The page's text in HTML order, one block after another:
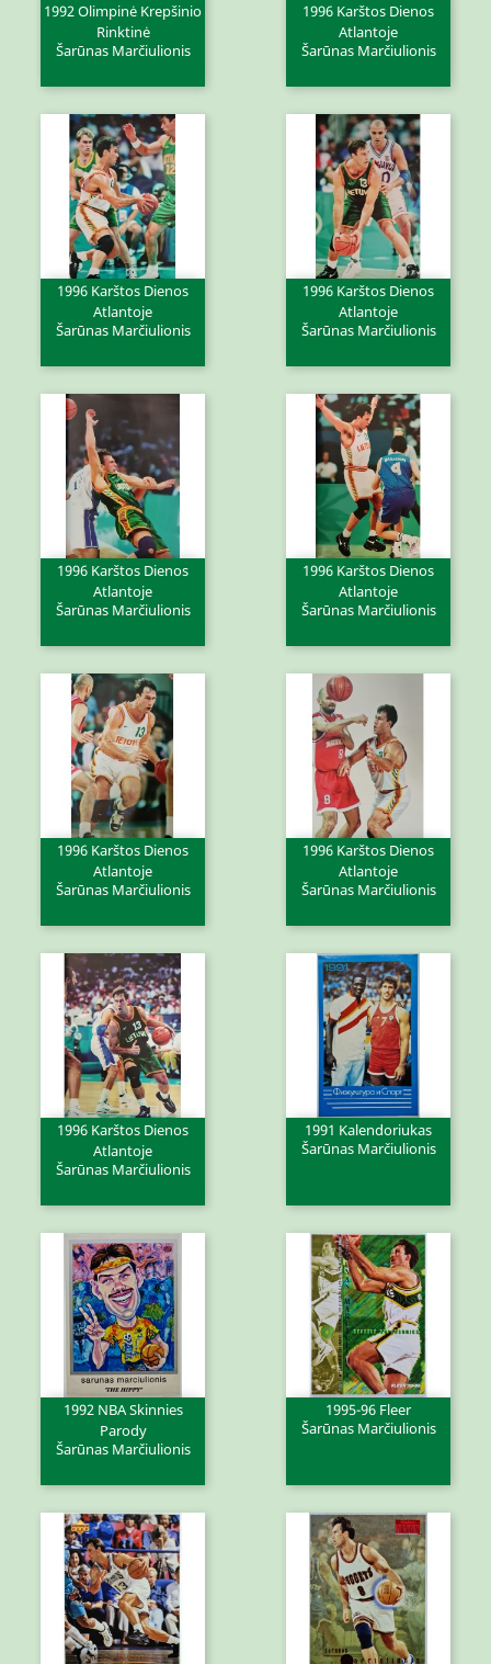
1992 Olimpinė Krepšinio
Rinktinė
Šarūnas Marčiulionis
1996 Karštos Dienos
Atlantoje
Šarūnas Marčiulionis
1996 Karštos Dienos
Atlantoje
Šarūnas Marčiulionis
1996 Karštos Dienos
Atlantoje
Šarūnas Marčiulionis
1996 Karštos Dienos
Atlantoje
Šarūnas Marčiulionis
1996 Karštos Dienos
Atlantoje
Šarūnas Marčiulionis
1996 Karštos Dienos
Atlantoje
Šarūnas Marčiulionis
1996 Karštos Dienos
Atlantoje
Šarūnas Marčiulionis
1996 Karštos Dienos
Atlantoje
Šarūnas Marčiulionis
1991 Kalendoriukas
Šarūnas Marčiulionis
1992 NBA Skinnies
Parody
Šarūnas Marčiulionis
1995-96 Fleer
Šarūnas Marčiulionis